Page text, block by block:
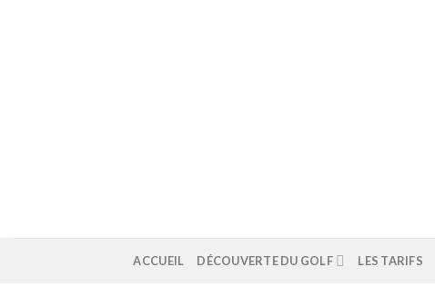
ACCUEIL DÉCOUVERTE DU GOLF LES TARIFS